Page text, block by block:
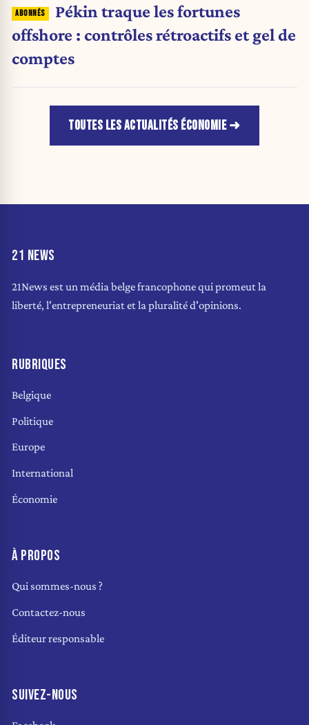
Pékin traque les fortunes
offshore : contrôles rétroactifs et gel de
comptes
TOUTES LES ACTUALITÉS ÉCONOMIE
21 NEWS
21News est un média belge francophone qui promeut la
liberté, l'entrepreneuriat et la pluralité d'opinions.
RUBRIQUES
Belgique
Politique
Europe
International
Économie
À PROPOS
Qui sommes-nous ?
Contactez-nous
Éditeur responsable
SUIVEZ-NOUS